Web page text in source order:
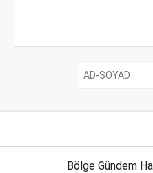
Bölge Gündem